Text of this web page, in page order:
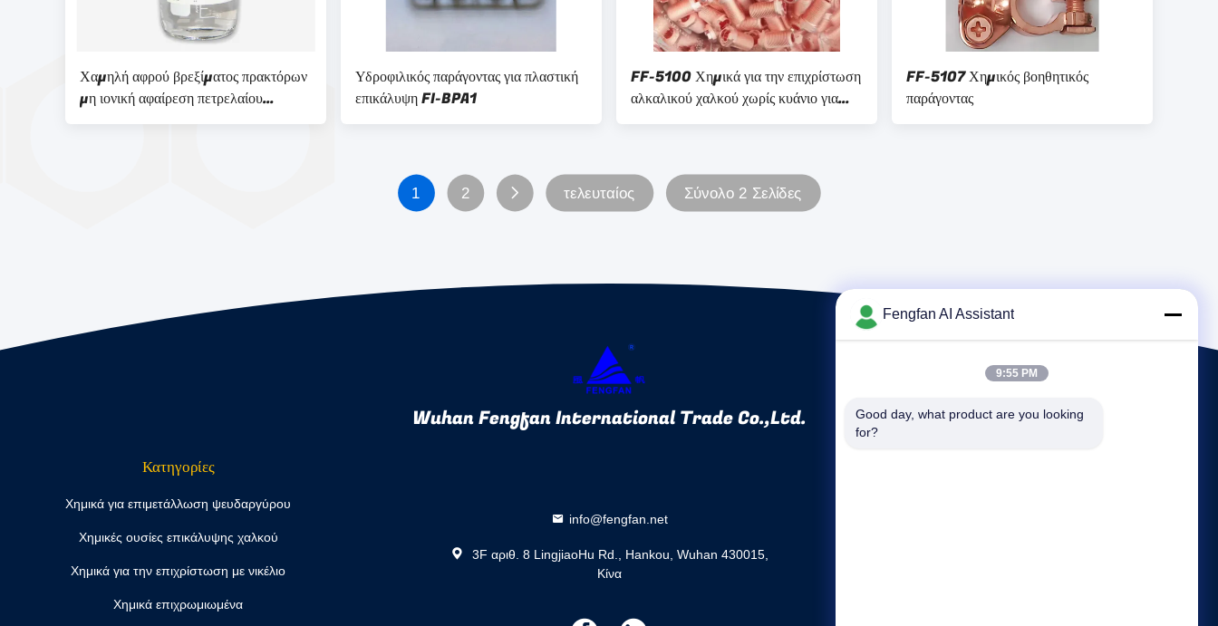
Χαμηλή αφρού βρεξίματος πρακτόρων
μη ιονική αφαίρεση πετρελαίου
μετατροπής σε μορφή γαλακτώματος
Υδροφιλικός παράγοντας για πλαστική
επικάλυψη FI-BPA1
FF-5100 Χημικά για την επιχρίστωση
αλκαλικού χαλκού χωρίς κυάνιο για
ταχεία εναπόθεση και σταθερή
FF-5107 Χημικός βοηθητικός
παράγοντας
1 2 τελευταίος Σύνολο 2 Σελίδες
Wuhan Fengfan International Trade Co.,Ltd.
Κατηγορίες
Χημικά για επιμετάλλωση ψευδαργύρου
Χημικές ουσίες επικάλυψης χαλκού
Χημικά για την επιχρίστωση με νικέλιο
Χημικά επιχρωμιωμένα
info@fengfan.net
3F αριθ. 8 LingjiaoHu Rd., Hankou, Wuhan 430015,
Κίνα
Fengfan AI Assistant
9:55 PM
Good day, what product are you looking
for?